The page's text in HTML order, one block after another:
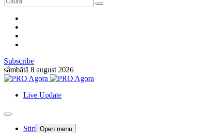
Subscribe
sâmbătă 8 august 2026
Live Update
Stiri Open menu